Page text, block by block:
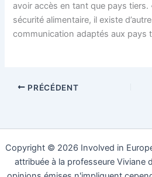
avoir accès en tant que pays tiers.
sécurité alimentaire, il existe
communication adaptés aux pays
PRÉCÉDENT
Copyright © 2026 Involved in
attribuée à la professeure Viviane